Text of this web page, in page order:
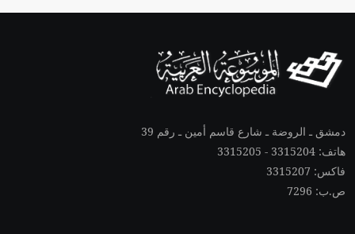
دمشق ـ الروضة ـ شارع قاسم أمين ـ رقم 39
هاتف: 3315204 - 3315205
فاكس: 3315207
ص.ب: 7296